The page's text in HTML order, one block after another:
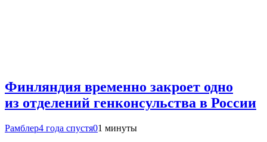
Финляндия временно закроет одно
из отделений генконсульства в России
Рамблер4 года спустя01 минуты